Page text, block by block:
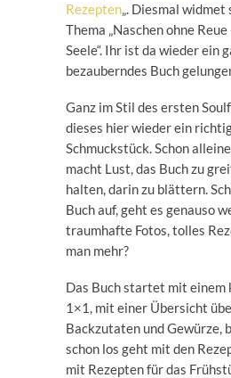
Rezepten„. Diesmal widmet
Thema „Naschen ohne
Seele“. Ihr ist da wieder ein
bezauberndes Buch
Ganz im Stil des ersten
dieses hier wieder ein
Schmuckstück. Schon
macht Lust, das Buch zu
halten, darin zu blättern.
Buch auf, geht es genauso
traumhafte Fotos, tolles
man mehr?
Das Buch startet mit einem
1×1, mit einer Übersicht
Backzutaten und Gewürze,
schon los geht mit den
mit Rezepten für das